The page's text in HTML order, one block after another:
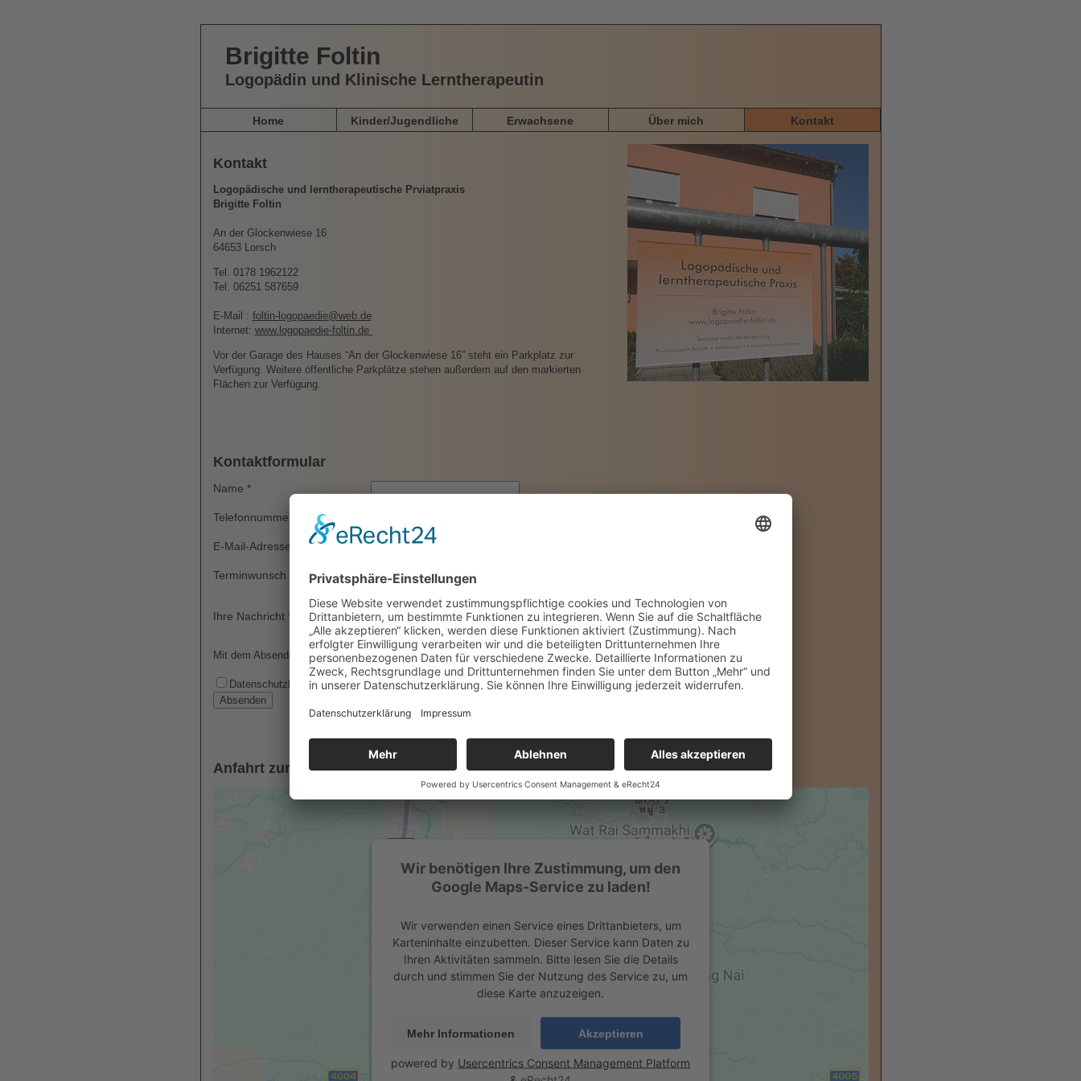
Brigitte Foltin
Logopädin und Klinische Lerntherapeutin
Home Kinder/Jugendliche Erwachsene Über mich Kontakt
Kontakt
Logopädische und lerntherapeutische Prviatpraxis
Brigitte Foltin
An der Glockenwiese 16
64653 Lorsch
Tel. 0178 1962122
Tel. 06251 587659
E-Mail : foltin-logopaedie@web.de
Internet: www.logopaedie-foltin.de
Vor der Garage des Hauses “An der Glockenwiese 16” steht ein Parkplatz zur
Verfügung. Weitere öffentliche Parkplätze stehen außerdem auf den markierten
Flächen zur Verfügung.
Kontaktformular
Name *
Telefonnummer
E-Mail-Adresse
Terminwunsch
Ihre Nachricht *
Mit dem Absenden dieses Formulars erklären Sie sich mit denDatenschutzbestimmungeneinverstanden.
Datenschutzhinweise gelesen und akzeptiert*
Absenden
Anfahrt zur Praxis
Wir benötigen Ihre Zustimmung, um den
Google Maps-Service zu laden!
Wir verwenden einen Service eines Drittanbieters, um
Karteninhalte einzubetten. Dieser Service kann Daten zu
Ihren Aktivitäten sammeln. Bitte lesen Sie die Details
durch und stimmen Sie der Nutzung des Service zu, um
diese Karte anzuzeigen.
Mehr Informationen Akzeptieren
powered by Usercentrics Consent Management Platform